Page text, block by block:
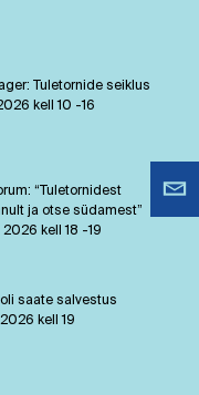
Tuletornide seiklus
kell 10 -16
“Tuletornidest
ja otse südamest”
kell 18 -19
saate salvestus
kell 19